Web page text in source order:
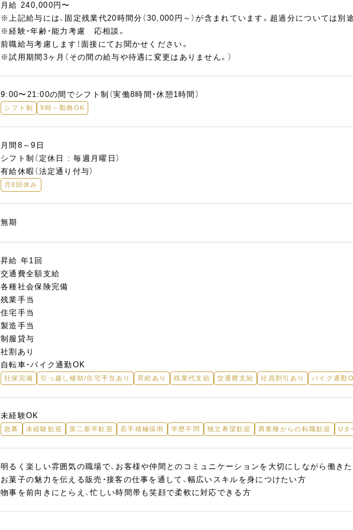
月給 240,000円〜
※上記給与には、固定残業代20時間分（30,000円～）が含まれています。超過分については別
※経験・年齢・能力考慮 応相談。
前職給与考慮します！面接にてお聞かせください。
※試用期間3ヶ月（その間の給与や待遇に変更はありません。）
9:00〜21:00の間でシフト制（実働8時間・休憩1時間）
シフト制 9時～勤務OK
月間8～9日
シフト制（定休日 : 毎週月曜日）
有給休暇（法定通り付与）
月8回休み
無期
昇給 年1回
交通費全額支給
各種社会保険完備
残業手当
住宅手当
製造手当
制服貸与
社割あり
自転車・バイク通勤OK
社保完備 引っ越し補助/住宅手当あり 昇給あり 残業代支給 交通費支給 社員割引あり バイク通勤
未経験OK
急募 未経験歓迎 第二新卒歓迎 若手積極採用 学歴不問 独立希望歓迎 異業種からの転職歓迎 Uタ
明るく楽しい雰囲気の職場で、お客様や仲間とのコミュニケーションを大切にしながら働き
お菓子の魅力を伝える販売・接客の仕事を通して、幅広いスキルを身につけたい方
物事を前向きにとらえ、忙しい時間帯も笑顔で柔軟に対応できる方